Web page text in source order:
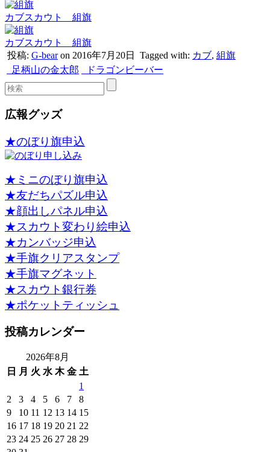
カブスカウト 組旗
カブスカウト 組旗
投稿: G-bearon 2016年7月20日 Tagged with: カブ, 組旗
足柄山の金太郎
ドラゴンビーバー
広報グッズ
★のぼり旗申込
★ミニのぼり旗申込
★友だちパズル申込
★顔出しパネル申込
★スカウト変わり絵申込
★カンバッジ申込
★手旗クリアスタンプ
★手旗マグネット
★スカウト銀行券
★ポケットティッシュ
投稿カレンダー
2026年8月
日
月 火 水 木 金 土
1
2
3 4 5 6 7
8
9
10 11 12 13 14 15
16 17 18 19 20 21 22
23 24 25 26 27 28 29